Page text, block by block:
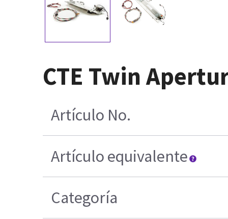
CTE Twin
Artículo No.
Artículo equivalente
Categoría